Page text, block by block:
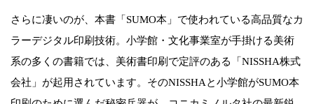
さらに凄いのが、本書「SUMO本」で使われている高品質なカ
ラーデジタル印刷技術。小学館・文化事業室が手掛ける美術
系の多くの書籍では、美術書印刷で定評のある「NISSHA株式
会社」が起用されています。そのNISSHAと小学館がSUMO本